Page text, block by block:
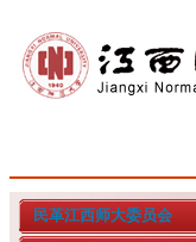
民革江西师大委员会